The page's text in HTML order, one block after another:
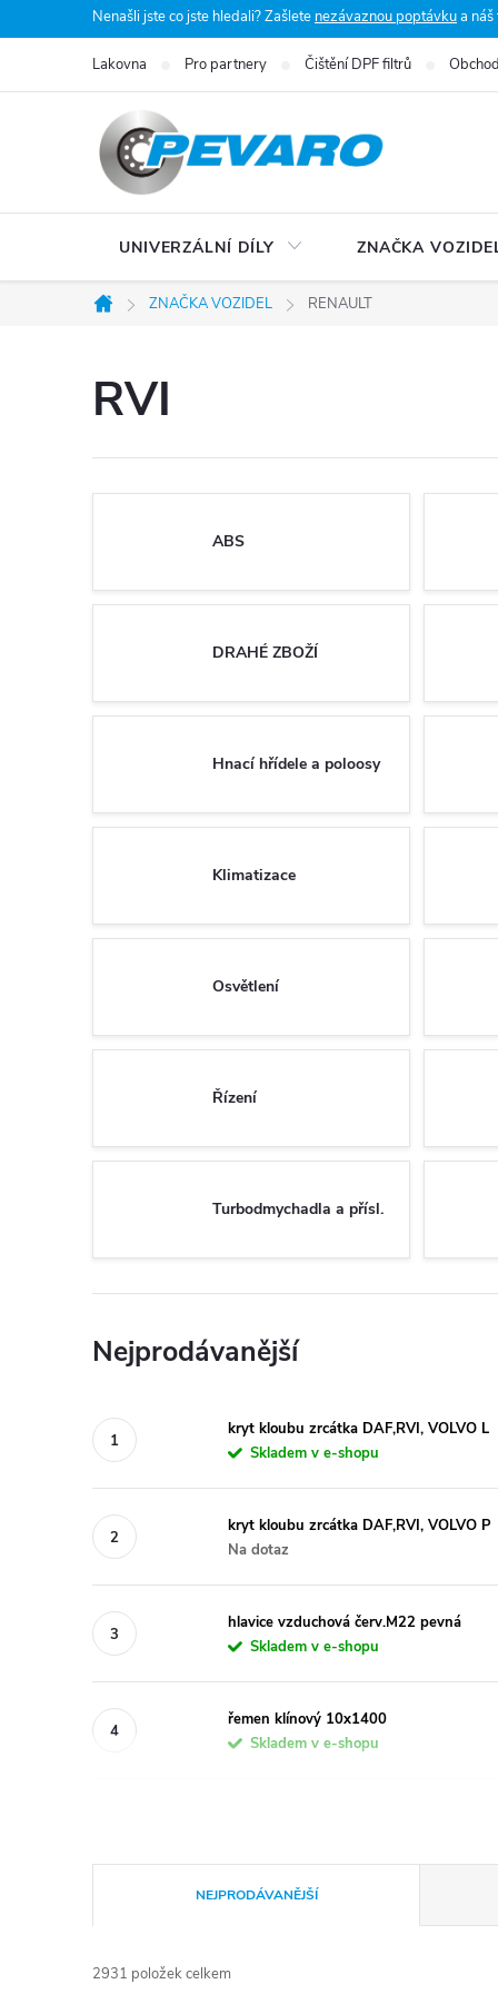
na
Nenašli jste co jste hledali? Zašlete nezávaznou poptávkua
Lakovna Pro partnery Čištění DPF filtrů
UNIVERZÁLNÍ DÍLY ZNAČKA
Domů
ZNAČKA VOZIDEL RENAULT
RVI
ABS
DRAHÉ ZBOŽÍ
Hnací hřídele a poloosy
Klimatizace
Osvětlení
Řízení
Turbodmychadla a přísl.
Nejprodávanější
kryt kloubu zrcátka DAF,RVI, VOLVO L
Skladem v e-shopu
kryt kloubu zrcátka DAF,RVI, VOLVO P
Na dotaz
hlavice vzduchová červ.M22 pevná
Skladem v e-shopu
řemen klínový 10x1400
Skladem v e-shopu
a
NEJPRODÁVANĚJŠÍ
2931 položek celkem